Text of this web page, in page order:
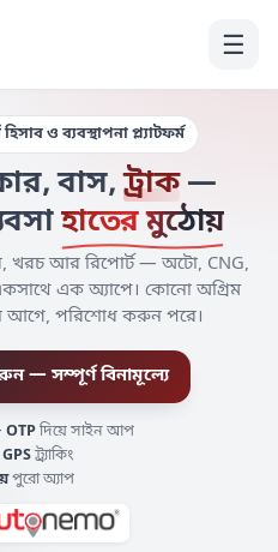
☰
ও ব্যবস্থাপনা প্ল্যাটফর্ম
,বাস,ট্রাক—
হাতের মুঠোয়
খরচ আর রিপোর্ট — অটো, CNG,
এক অ্যাপে। কোনো অগ্রিম
আগে, পরিশোধ করুন পরে।
— সম্পূর্ণ বিনামূল্যে
OTPদিয়ে সাইন আপ
ট্র্যাকিং
পুরো অ্যাপ